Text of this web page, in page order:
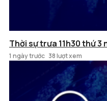
Thời sự trưa 11h30 thứ
1 ngày trước 38 lượt xem